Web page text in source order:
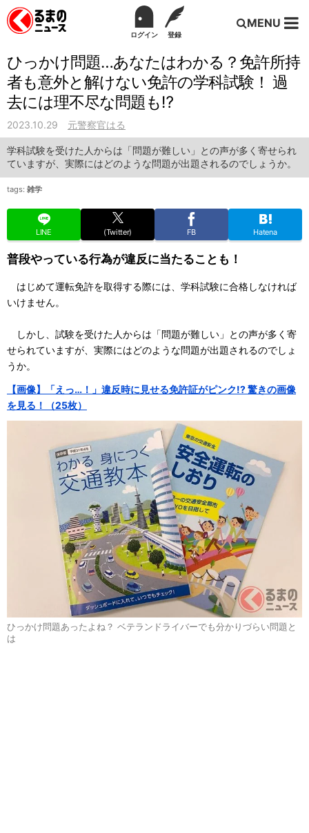
ログイン 登録
MENU
ひっかけ問題…あなたはわかる？免許所持
者も意外と解けない免許の学科試験！ 過
去には理不尽な問題も⁉︎
2023.10.29 元警察官はる
学科試験を受けた人からは「問題が難しい」との声が多く寄せられ
ていますが、実際にはどのような問題が出題されるのでしょうか。
tags: 雑学
LINE (Twitter) FB Hatena
普段やっている行為が違反に当たることも！
はじめて運転免許を取得する際には、学科試験に合格しなければ
いけません。
しかし、試験を受けた人からは「問題が難しい」との声が多く寄
せられていますが、実際にはどのような問題が出題されるのでしょ
うか。
【画像】「えっ…！」違反時に見せる免許証がピンク!? 驚きの画像
を見る！（25枚）
ひっかけ問題あったよね？ ベテランドライバーでも分かりづらい問題と
は